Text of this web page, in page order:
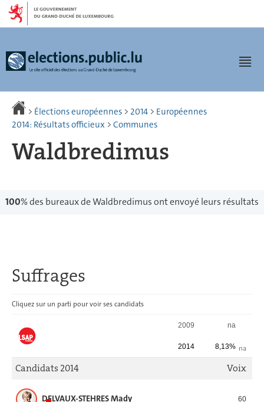
Aller
navigation
Aller
> Élections européennes > 2014 > Européennes
2014: Résultats officieux > Communes
Waldbredimus
100% des bureaux de Waldbredimus ont envoyé leurs résultats
Suffrages
Cliquez sur un parti pour voir ses candidats
2009 na
na
2014 8,13%
Candidats 2014 Voix
DELVAUX-STEHRES Mady 60